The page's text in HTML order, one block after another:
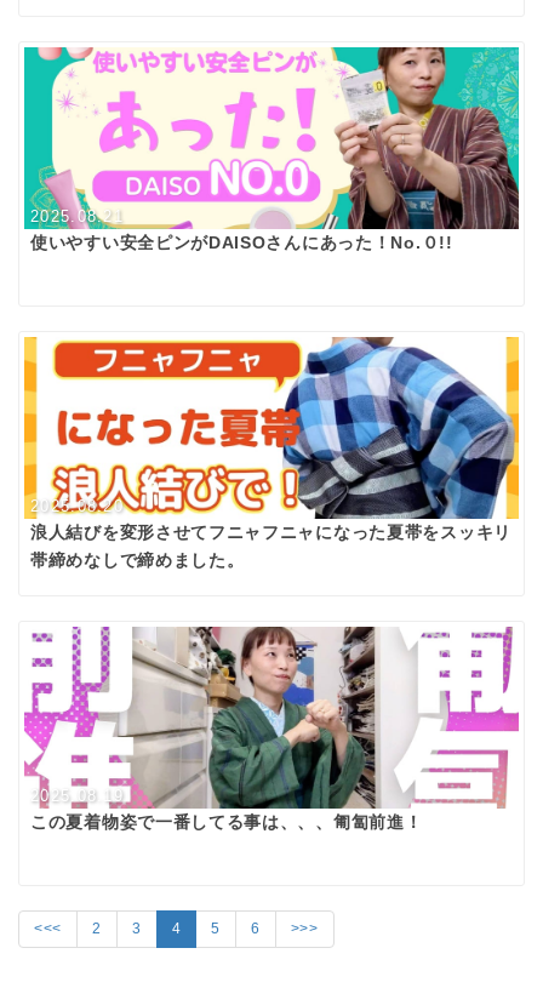
2025.08.21
使いやすい安全ピンがDAISOさんにあった！No.０!!
2025.08.20
浪人結びを変形させてフニャフニャになった夏帯をスッキリ
帯締めなしで締めました。
2025.08.19
この夏着物姿で一番してる事は、、、匍匐前進！
<<< 2 3 4 5 6 >>>